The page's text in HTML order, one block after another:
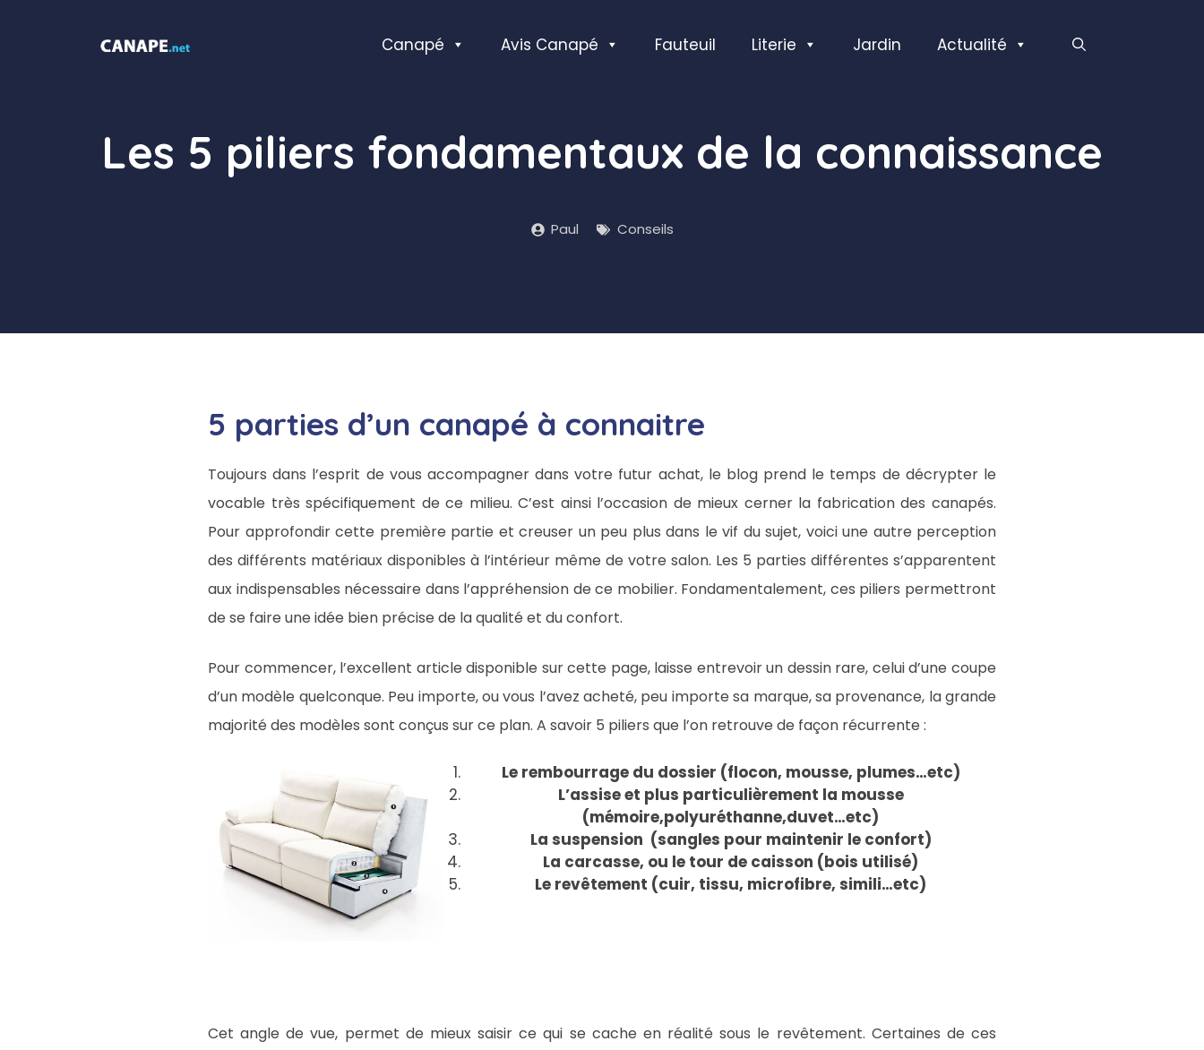
Canapé Avis Canapé Fauteuil Literie Jardin Actualité
Les 5 piliers fondamentaux de la connaissance
Paul Conseils
5 parties d’un canapé à connaitre
Toujours dans l’esprit de vous accompagner dans votre futur achat, le blog prend le temps de décrypter le
vocable très spécifiquement de ce milieu. C’est ainsi l’occasion de mieux cerner la fabrication des canapés.
Pour approfondir cette première partie et creuser un peu plus dans le vif du sujet, voici une autre perception
des différents matériaux disponibles à l’intérieur même de votre salon. Les 5 parties différentes s’apparentent
aux indispensables nécessaire dans l’appréhension de ce mobilier. Fondamentalement, ces piliers permettront
de se faire une idée bien précise de la qualité et du confort.
Pour commencer, l’excellent article disponible sur cette page, laisse entrevoir un dessin rare, celui d’une coupe
d’un modèle quelconque. Peu importe, ou vous l’avez acheté, peu importe sa marque, sa provenance, la grande
majorité des modèles sont conçus sur ce plan. A savoir 5 piliers que l’on retrouve de façon récurrente :
Le rembourrage du dossier (flocon, mousse, plumes…etc)
L’assise et plus particulièrement la mousse
(mémoire,polyuréthanne,duvet…etc)
La suspension (sangles pour maintenir le confort)
La carcasse, ou le tour de caisson (bois utilisé)
Le revêtement (cuir, tissu, microfibre, simili…etc)
Cet angle de vue, permet de mieux saisir ce qui se cache en réalité sous le revêtement. Certaines de ces